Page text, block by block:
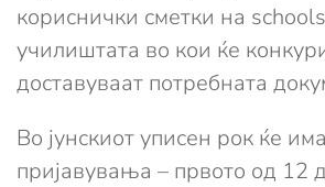
кориснички сметки на
училиштата во кои ќе
доставуваат потребната
Во јунскиот уписен рок ќе
пријавувања – првото од 12